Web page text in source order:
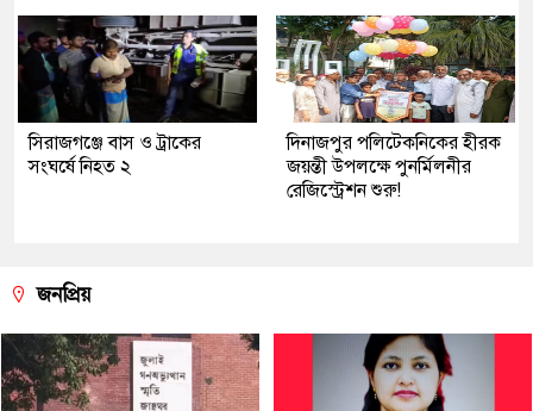
সিরাজগঞ্জে বাস ও ট্রাকের
সংঘর্ষে নিহত ২
দিনাজপুর পলিটেকনিকের হীরক
জয়ন্তী উপলক্ষে পুনর্মিলনীর
রেজিস্ট্রেশন শুরু!
জনপ্রিয়